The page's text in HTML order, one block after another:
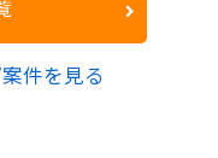
件を見る